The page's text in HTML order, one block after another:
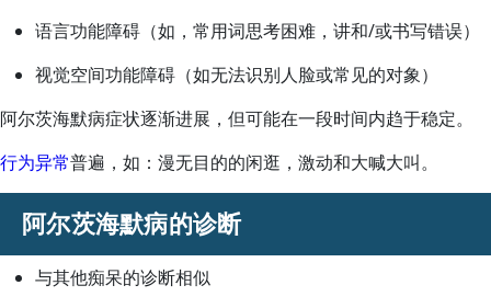
语言功能障碍（如，常用词思考困难，讲和/或书写错误）
视觉空间功能障碍（如无法识别人脸或常见的对象）
阿尔茨海默病症状逐渐进展，但可能在一段时间内趋于稳定。
行为异常普遍，如：漫无目的的闲逛，激动和大喊大叫。
阿尔茨海默病的诊断
与其他痴呆的诊断相似